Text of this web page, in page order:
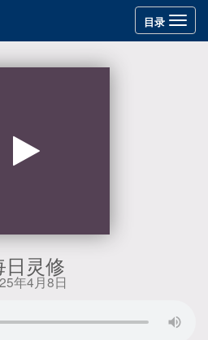
Toggle
navigation
目录
日灵修
年4月8日